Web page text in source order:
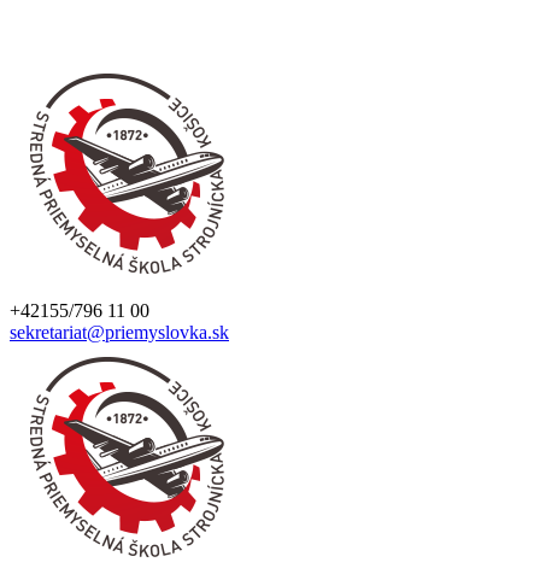
+42155/796 11 00
sekretariat@priemyslovka.sk